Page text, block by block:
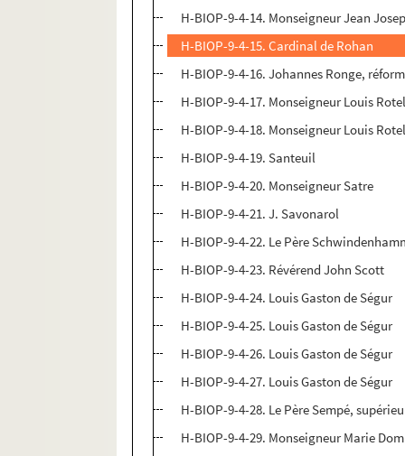
H-BIOP-9-4-14. Monseigneur Jean
H-BIOP-9-4-15. Cardinal de Rohan
H-BIOP-9-4-16. Johannes Ronge,
H-BIOP-9-4-17. Monseigneur Louis
H-BIOP-9-4-18. Monseigneur Louis
H-BIOP-9-4-19. Santeuil
H-BIOP-9-4-20. Monseigneur Satre
H-BIOP-9-4-21. J. Savonarol
H-BIOP-9-4-22. Le Père
H-BIOP-9-4-23. Révérend John Scott
H-BIOP-9-4-24. Louis Gaston de Ségur
H-BIOP-9-4-25. Louis Gaston de Ségur
H-BIOP-9-4-26. Louis Gaston de Ségur
H-BIOP-9-4-27. Louis Gaston de Ségur
H-BIOP-9-4-28. Le Père Sempé,
H-BIOP-9-4-29. Monseigneur Marie